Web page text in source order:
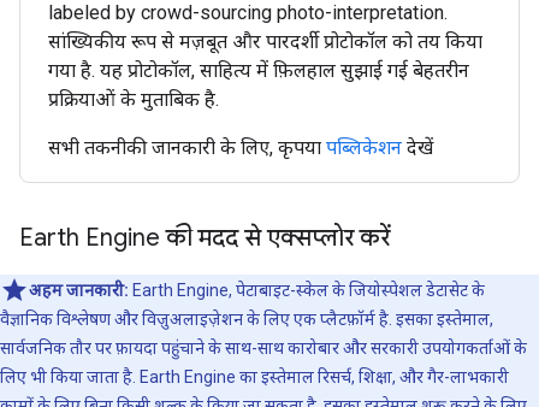
labeled by crowd-sourcing photo-interpretation.
सांख्यिकीय रूप से मज़बूत और पारदर्शी प्रोटोकॉल को तय किया
गया है. यह प्रोटोकॉल, साहित्य में फ़िलहाल सुझाई गई बेहतरीन
प्रक्रियाओं के मुताबिक है.
सभी तकनीकी जानकारी के लिए, कृपया पब्लिकेशन देखें
Earth Engine की मदद से एक्सप्लोर करें
अहम जानकारी: Earth Engine, पेटाबाइट-स्केल के जियोस्पेशल डेटासेट के
वैज्ञानिक विश्लेषण और विज़ुअलाइज़ेशन के लिए एक प्लैटफ़ॉर्म है. इसका इस्तेमाल,
सार्वजनिक तौर पर फ़ायदा पहुंचाने के साथ-साथ कारोबार और सरकारी उपयोगकर्ताओं के
लिए भी किया जाता है. Earth Engine का इस्तेमाल रिसर्च, शिक्षा, और गैर-लाभकारी